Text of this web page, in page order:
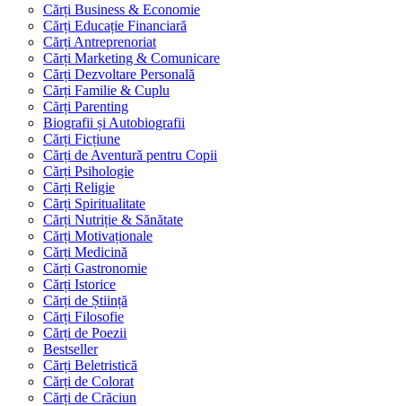
Cărți Business & Economie
Cărți Educație Financiară
Cărți Antreprenoriat
Cărți Marketing & Comunicare
Cărți Dezvoltare Personală
Cărți Familie & Cuplu
Cărți Parenting
Biografii și Autobiografii
Cărți Ficțiune
Cărți de Aventură pentru Copii
Cărți Psihologie
Cărți Religie
Cărți Spiritualitate
Cărți Nutriție & Sănătate
Cărți Motivaționale
Cărți Medicină
Cărți Gastronomie
Cărți Istorice
Cărți de Știință
Cărți Filosofie
Cărți de Poezii
Bestseller
Cărți Beletristică
Cărți de Colorat
Cărți de Crăciun